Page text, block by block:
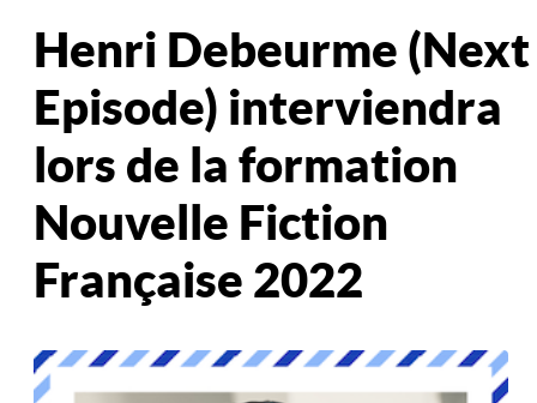
Henri Debeurme (Next
Episode) interviendra
lors de la formation
Nouvelle Fiction
Française 2022